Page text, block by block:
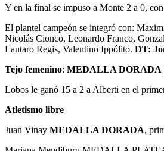
Y en la final se impuso a Monte 2 a 0,
El plantel campeón se integró con:
Nicolás Cionco, Leonardo Franco,
Lautaro Regis, Valentino Ippólito. DT:
Tejo femenino: MEDALLA DORADA
Lobos le ganó 15 a 2 a Alberti en el
Atletismo libre
Juan Vinay MEDALLA DORADA,